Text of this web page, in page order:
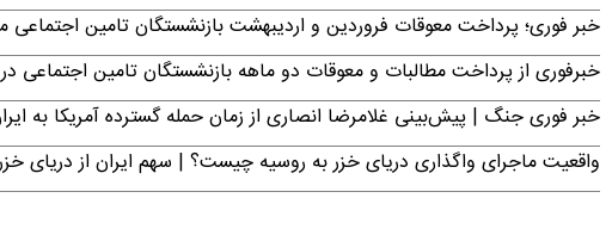
خبر فوری؛ پرداخت معوقات فروردین و اردیبهشت بازنشستگان تامین
خبرفوری از پرداخت مطالبات و معوقات دو ماهه بازنشستگان تامین اجتماعی در
خبر فوری جنگ | پیش‌بینی غلامرضا انصاری از زمان حمله گسترده آمریکا به
واقعیت ماجرای واگذاری دریای خزر به روسیه چیست؟ | سهم ایران از دریای